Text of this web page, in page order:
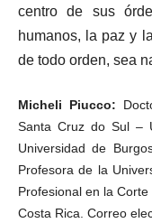
centro de sus
humanos, la paz y
de todo orden, sea
Micheli Piucco:
Santa Cruz do Sul –
Universidad de
Profesora de la
Profesional en la
Costa Rica. Correo